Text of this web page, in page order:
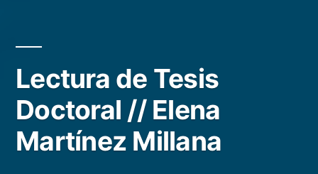
Lectura de Tesis
Doctoral // Elena
Martínez Millana